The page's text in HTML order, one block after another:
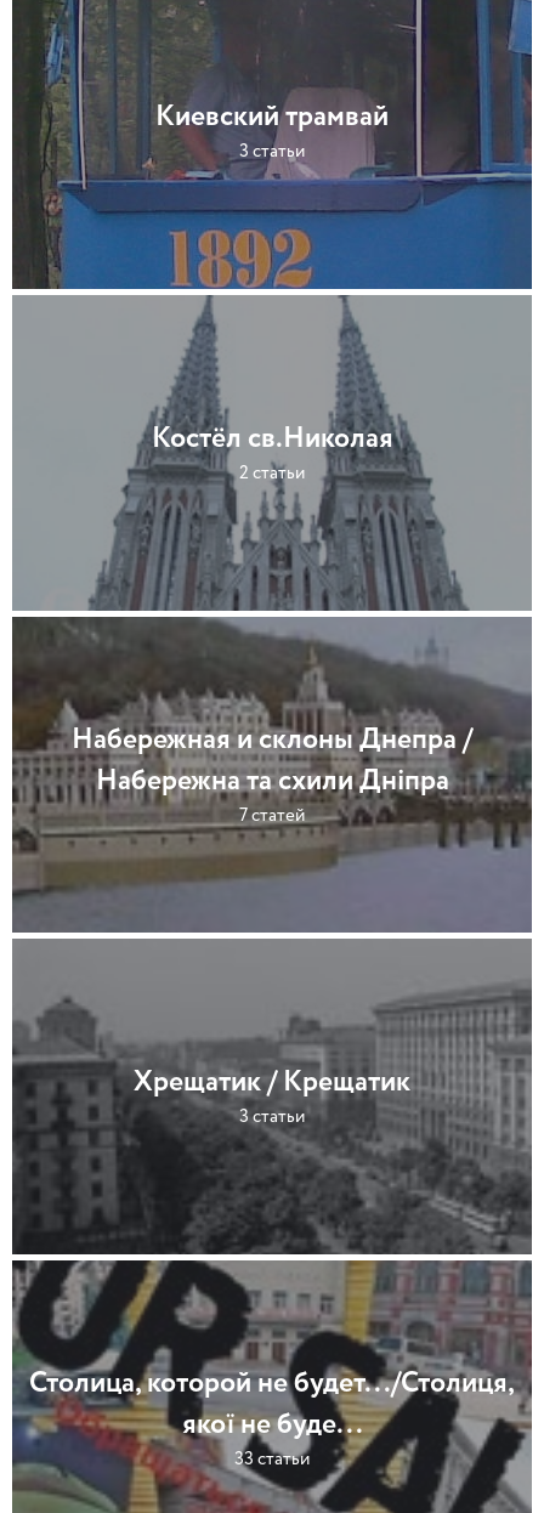
Киевский трамвай
3 статьи
Костёл св.Николая
2 статьи
Набережная и склоны Днепра /
Набережна та схили Дніпра
7 статей
Хрещатик / Крещатик
3 статьи
Столица, которой не будет.../Столиця,
якої не буде...
33 статьи